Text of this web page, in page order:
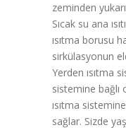
zeminden
Sıcak su ana
ısıtma borusu
sirkülasyonun
Yerden ısıtma
sistemine bağlı
ısıtma
sağlar. Sizde